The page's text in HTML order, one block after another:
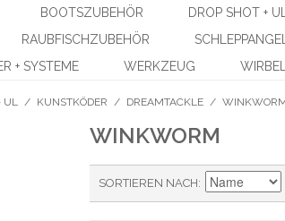
BOOTSZUBEHÖR DROP SHOT + UL
RAUBFISCHZUBEHÖR
+ SYSTEME
WERKZEUG
UL / KUNSTKÖDER / DREAMTACKLE /
WINKWORM
SORTIEREN NACH